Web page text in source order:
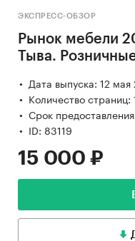
ЭКСПРЕСС-ОБЗОР
Рынок мебели
Тыва.
Дата выпуска: 12
Количество страниц:
Срок
ID: 83119
15 000 ₽